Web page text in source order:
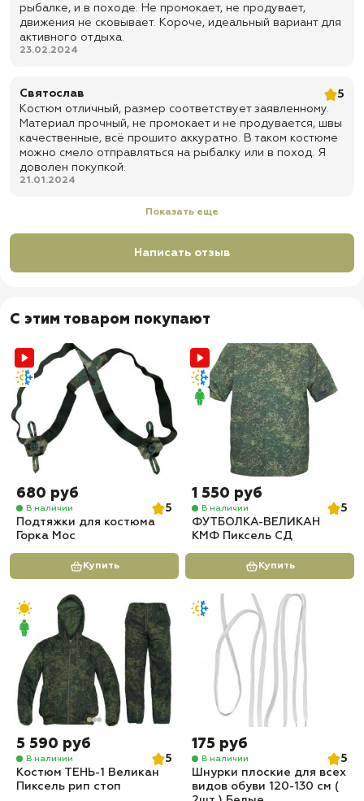
рыбалке, и в походе. Не промокает, не продувает,
движения не сковывает. Короче, идеальный вариант для
активного отдыха.
23.02.2024
Святослав
5
Костюм отличный, размер соответствует заявленному.
Материал прочный, не промокает и не продувается, швы
качественные, всё прошито аккуратно. В таком костюме
можно смело отправляться на рыбалку или в поход. Я
доволен покупкой.
21.01.2024
Показать еще
Написать отзыв
С этим товаром покупают
680 руб
В наличии
5
Подтяжки для костюма
Горка Мос
Купить
1 550 руб
В наличии
5
ФУТБОЛКА-ВЕЛИКАН
КМФ Пиксель СД
Купить
5 590 руб
В наличии
5
Костюм ТЕНЬ-1 Великан
Пиксель рип стоп
175 руб
В наличии
5
Шнурки плоские для всех
видов обуви 120-130 см (